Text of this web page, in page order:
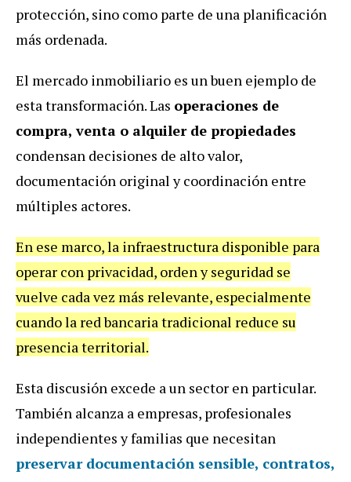
protección, sino como parte de una planificación
más ordenada.
El mercado inmobiliario es un buen ejemplo de
esta transformación. Las operaciones de
compra, venta o alquiler de propiedades
condensan decisiones de alto valor,
documentación original y coordinación entre
múltiples actores.
En ese marco, la infraestructura disponible para
operar con privacidad, orden y seguridad se
vuelve cada vez más relevante, especialmente
cuando la red bancaria tradicional reduce su
presencia territorial.
Esta discusión excede a un sector en particular.
También alcanza a empresas, profesionales
independientes y familias que necesitan
preservar documentación sensible, contratos,